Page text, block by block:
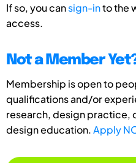
If so, you cansign-into the
access.
Not a Member
Membership is open to
qualifications and/or
research, design practice,
design education.Apply